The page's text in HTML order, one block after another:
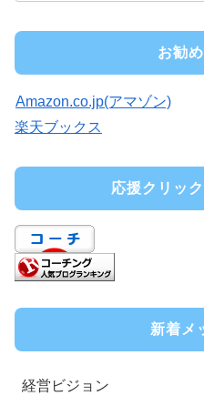
お勧
Amazon.co.jp(アマゾン)
楽天ブックス
応援クリッ
新着メ
経営ビジョン